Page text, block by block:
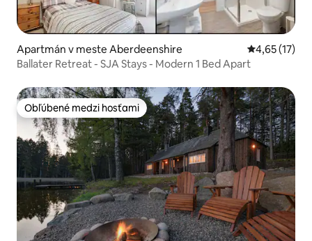
Apartmán v meste Aberdeenshire Priemerné
4,65 (17)
Ballater Retreat - SJA Stays - Modern 1 Bed Apart
Obľúbené medzi hosťami
Obľúbené medzi hosťami